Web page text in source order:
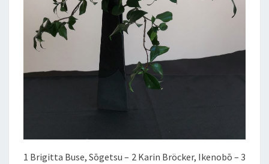
1 Brigitta Buse, Sōgetsu – 2 Karin Bröcker, Ikenobō – 3